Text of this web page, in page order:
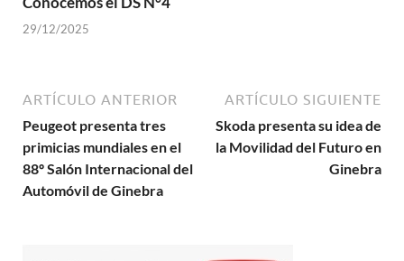
29/12/2025
ARTÍCULO ANTERIOR
Peugeot presenta tres
primicias mundiales en el
88º Salón Internacional del
Automóvil de Ginebra
ARTÍCULO SIGUIENTE
Skoda presenta su idea de
la Movilidad del Futuro en
Ginebra